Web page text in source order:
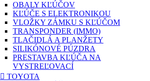
OBALY KĽÚČOV
KĽÚČE S ELEKTRONIKOU
VLOŽKY ZÁMKU S KĽÚČOM
TRANSPONDER (IMMO)
TLAČIDLÁ A PLANŽETY
SILIKÓNOVÉ PÚZDRA
PRESTAVBA KĽÚČA NA
VYSTREĽOVACÍ
 TOYOTA